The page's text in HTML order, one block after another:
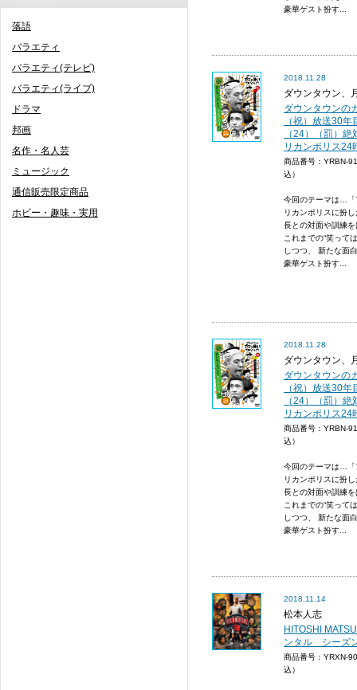
落語
バラエティ
バラエティ(テレビ)
バラエティ(ライブ)
ドラマ
邦画
名作・名人芸
ミュージック
通信販売限定商品
ホビー・趣味・実用
豪華ゲスト扮す...
2018.11.28
ダウンタウン、
ダウンタウンの
（祝）放送30
（24）（罰）
リカンポリス
商品番号：YRBN-
込）
今回のテーマは…「
リカンポリスに扮
長との対面や訓練
これまでの“笑って
しつつ、 新たな面
豪華ゲスト扮す...
2018.11.28
ダウンタウン、
ダウンタウンの
（祝）放送30
（24）（罰）
リカンポリス
商品番号：YRBN-
込）
今回のテーマは…「
リカンポリスに扮
長との対面や訓練
これまでの“笑って
しつつ、 新たな面
豪華ゲスト扮す...
2018.11.14
松本人志
HITOSHI
ンタル シーズ
商品番号：YRXN-
込）